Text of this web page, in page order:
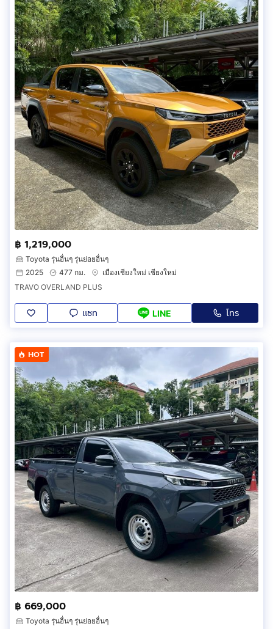
฿ 1,219,000
Toyota รุ่นอื่นๆ รุ่นย่อยอื่นๆ
2025
477 กม.
เมืองเชียงใหม่ เชียงใหม่
TRAVO OVERLAND PLUS
แชท LINE โทร
HOT
฿ 669,000
Toyota รุ่นอื่นๆ รุ่นย่อยอื่นๆ